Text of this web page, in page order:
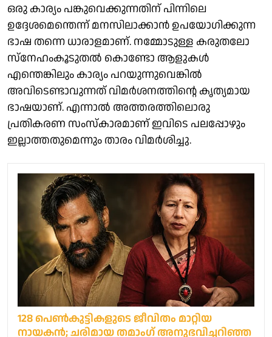
ഒരു കാര്യം പങ്കുവെക്കുന്നതിന് പിന്നിലെ
ഉദ്ദേശമെന്തെന്ന് മനസിലാക്കാൻ ഉപയോഗിക്കുന്ന
ഭാഷ തന്നെ ധാരാളമാണ്. നമ്മോടുള്ള കരുതലോ
സ്നേഹംകൂടുതൽ കൊണ്ടോ ആളുകൾ
എന്തെങ്കിലും കാര്യം പറയുന്നുവെങ്കിൽ
അവിടെണ്ടാവുന്നത് വിമർശനത്തിന്റെ കൃത്യമായ
ഭാഷയാണ്. എന്നാൽ അത്തരത്തിലൊരു
പ്രതികരണ സംസ്കാരമാണ് ഇവിടെ പലപ്പോഴും
ഇല്ലാത്തതുമെന്നും താരം വിമർശിച്ചു.
128 പെൺകുട്ടികളുടെ ജീവിതം മാറ്റിയ
നായകൻ; ചരിമായ തമാംഗ് അനുഭവിച്ചറിഞ്ഞ